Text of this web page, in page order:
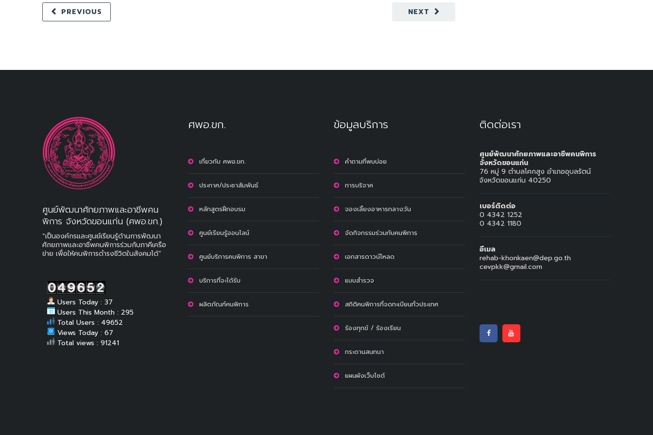
NEXT
PREVIOUS
ศูนย์พัฒนาศักยภาพและอาชีพคน
พิการ จังหวัดขอนแก่น (ศพอ.ขก.)
“เป็นองค์กรและศูนย์เรียนรู้ด้านการพัฒนา
ศักยภาพและอาชีพคนพิการร่วมกับภาคีเครือ
ข่าย เพื่อให้คนพิการดำรงชีวิตในสังคมได้”
Users Today : 37
Users This Month : 295
Total Users : 49652
Views Today : 67
Total views : 91241
ศพอ.ขก.
เกี่ยวกับ ศพอ.ขก.
ประกาศ/ประชาสัมพันธ์
หลักสูตรฝึกอบรม
ศูนย์เรียนรู้ออนไลน์
ศูนย์บริการคนพิการ สาขา
บริการที่จะได้รับ
ผลิตภัณฑ์คนพิการ
ข้อมูลบริการ
คำถามที่พบบ่อย
การบริจาค
จองเลี้ยงอาหารกลางวัน
จัดกิจกรรมร่วมกับคนพิการ
เอกสารดาวน์โหลด
แบบสำรวจ
สถิติคนพิการที่จดทะเบียนทั่วประเทศ
ร้องทุกข์ / ร้องเรียน
กระดานสนทนา
แผนผังเว็บไซต์
ติดต่อเรา
ศูนย์พัฒนาศักยภาพและอาชีพคนพิการ
จังหวัดขอนแก่น
76 หมู่ 9 ตำบลโคกสูง อำเภออุบลรัตน์
จังหวัดขอนแก่น 40250
เบอร์ติดต่อ
0 4342 1252
0 4342 1180
อีเมล
rehab-khonkaen@dep.go.th
cevpkk@gmail.com